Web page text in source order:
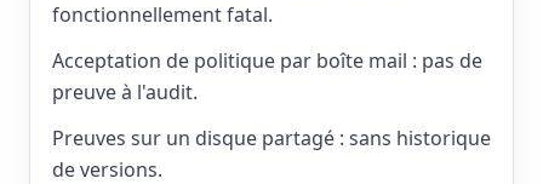
fonctionnellement fatal.
Acceptation de politique par boîte mail : pas de
preuve à l'audit.
Preuves sur un disque partagé : sans historique
de versions.